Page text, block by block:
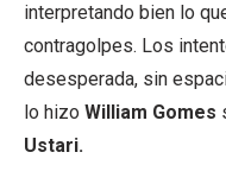
interpretando bien lo
contragolpes. Los
desesperada, sin
lo hizo William Gomes
Ustari.